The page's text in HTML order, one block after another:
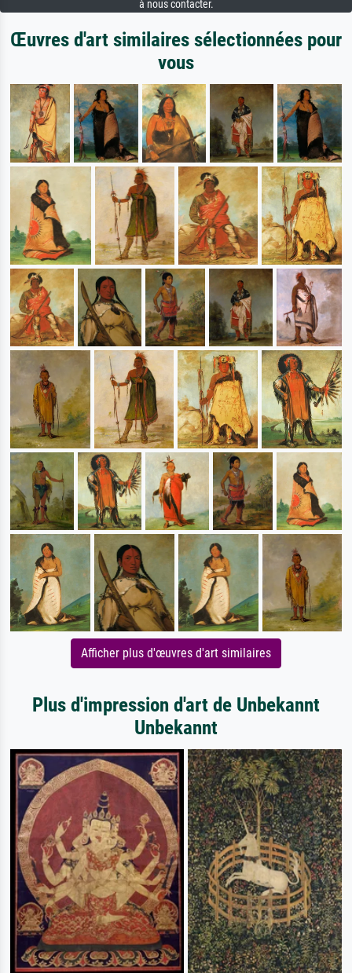
à nous contacter.
Œuvres d'art similaires sélectionnées pour
vous
Afficher plus d'œuvres d'art similaires
Plus d'impression d'art de Unbekannt
Unbekannt